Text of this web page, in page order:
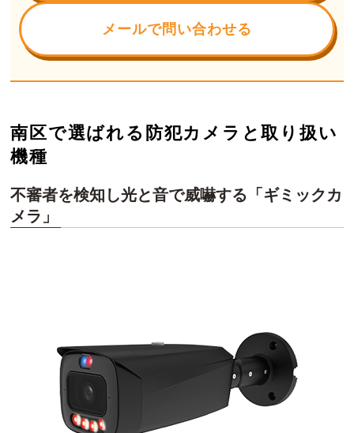
メールで問い合わせる
南区で選ばれる防犯カメラと取り扱い
機種
不審者を検知し光と音で威嚇する「ギミックカ
メラ」